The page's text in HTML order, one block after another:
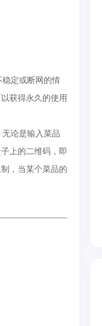
定或断网的情
获得永久的使用
论是输入菜品
上的二维码，即
，当某个菜品的